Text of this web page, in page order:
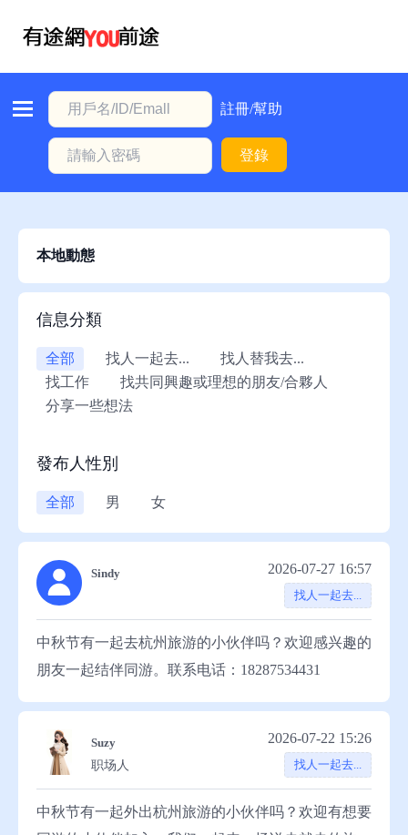
註冊/幫助
登錄
首
本
職
位
信
息
註
冊/
本地動態
信息分類
全部 找人一起去...
找人替我去...
找工作
找共同興趣或理想的朋友/合夥人
分享一些想法
發布人性別
全部 男 女
Sindy 2026-07-27 16:57
找人一起去...
中秋节有一起去杭州旅游的小伙伴吗？欢迎感兴趣的
朋友一起结伴同游。联系电话：18287534431
Suzy
职场人
2026-07-22 15:26
找人一起去...
中秋节有一起外出杭州旅游的小伙伴吗？欢迎有想要